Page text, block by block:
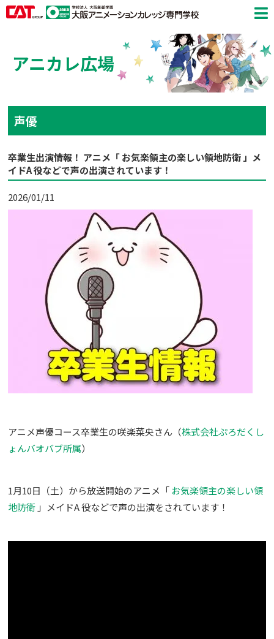
アニカレ広場
声優
卒業生出演情報！ アニメ「 お気楽領主の楽しい領地防衛 」メ
イドA 役などで声の出演されています！
2026/01/11
アニメ声優コース卒業生の咲楽菜央さん（株式会社ぷろだくし
ょんバオバブ所属）
1月10日（土）から放送開始のアニメ「 お気楽領主の楽しい領
地防衛 」メイドA 役などで声の出演をされています！